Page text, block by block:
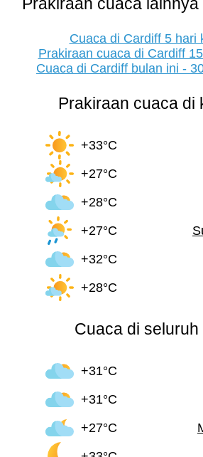
Prakiraan cuaca
Cuaca di Cardiff 5 hari
Prakiraan cuaca di Cardiff
Cuaca di Cardiff bulan ini -
Prakiraan cuaca di
+33°C
+27°C
+28°C
+27°C
+32°C
+28°C
Cuaca di seluruh
+31°C
+31°C
+27°C